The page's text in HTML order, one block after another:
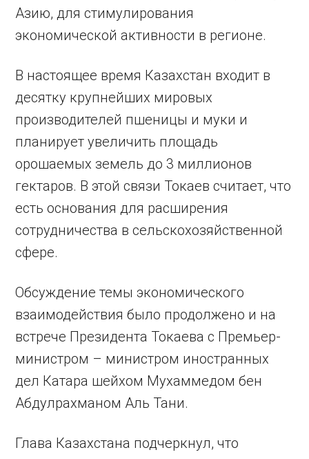
Азию, для стимулирования
экономической активности в регионе.
В настоящее время Казахстан входит в
десятку крупнейших мировых
производителей пшеницы и муки и
планирует увеличить площадь
орошаемых земель до 3 миллионов
гектаров. В этой связи Токаев считает, что
есть основания для расширения
сотрудничества в сельскохозяйственной
сфере.
Обсуждение темы экономического
взаимодействия было продолжено и на
встрече Президента Токаева с Премьер-
министром – министром иностранных
дел Катара шейхом Мухаммедом бен
Абдулрахманом Аль Тани.
Глава Казахстана подчеркнул, что